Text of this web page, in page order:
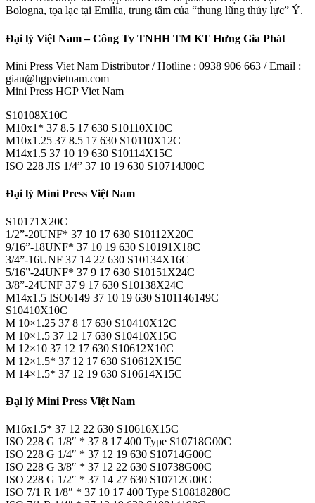
Bologna, tọa lạc tại Emilia, trung tâm của “thung lũng thủy lực” Ý.
Đại lý Việt Nam – Công Ty TNHH TM KT Hưng Gia Phát
Mini Press Viet Nam Distributor / Hotline : 0938 906 663 / Email :
giau@hgpvietnam.com
Mini Press HGP Viet Nam
S10108X10C
M10x1* 37 8.5 17 630 S10110X10C
M10x1.25 37 8.5 17 630 S10110X12C
M14x1.5 37 10 19 630 S10114X15C
ISO 228 JIS 1/4” 37 10 19 630 S10714J00C
Đại lý Mini Press Việt Nam
S10171X20C
1/2”-20UNF* 37 10 17 630 S10112X20C
9/16”-18UNF* 37 10 19 630 S10191X18C
3/4”-16UNF 37 14 22 630 S10134X16C
5/16”-24UNF* 37 9 17 630 S10151X24C
3/8”-24UNF 37 9 17 630 S10138X24C
M14x1.5 ISO6149 37 10 19 630 S101146149C
S10410X10C
M 10×1.25 37 8 17 630 S10410X12C
M 10×1.5 37 12 17 630 S10410X15C
M 12×10 37 12 17 630 S10612X10C
M 12×1.5* 37 12 17 630 S10612X15C
M 14×1.5* 37 12 19 630 S10614X15C
Đại lý Mini Press Việt Nam
M16x1.5* 37 12 22 630 S10616X15C
ISO 228 G 1/8″ * 37 8 17 400 Type S10718G00C
ISO 228 G 1/4″ * 37 12 19 630 S10714G00C
ISO 228 G 3/8″ * 37 12 22 630 S10738G00C
ISO 228 G 1/2″ * 37 14 27 630 S10712G00C
ISO 7/1 R 1/8″ * 37 10 17 400 Type S10818280C